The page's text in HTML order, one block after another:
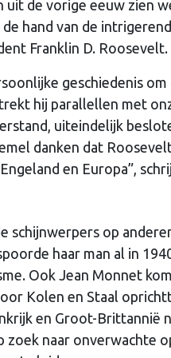
de vorige eeuw zien
de hand van de
Franklin D. Roosevelt.
geschiedenis
hij parallellen met
uiteindelijk
danken dat
en Europa”,
schijnwerpers op
haar man al in
Ook Jean Monnet
Kolen en Staal
en Groot-Brittannië
zoek naar